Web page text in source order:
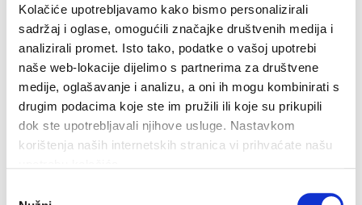
Kolačiće upotrebljavamo kako bismo personalizirali
sadržaj i oglase, omogućili značajke društvenih medija i
analizirali promet. Isto tako, podatke o vašoj upotrebi
naše web-lokacije dijelimo s partnerima za društvene
medije, oglašavanje i analizu, a oni ih mogu kombinirati s
drugim podacima koje ste im pružili ili koje su prikupili
dok ste upotrebljavali njihove usluge. Nastavkom
korištenja naših internetskih stranica vi prihvaćate našu
Obavijest i uputa kandidatima
Upis djece u program predškole
Zadnje vijesti
Završeni građevinski radovi na novom futsal i dječjem